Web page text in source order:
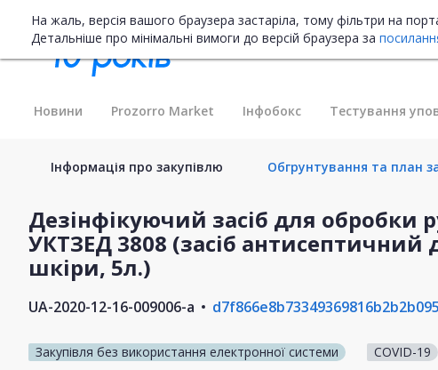
На жаль, версія вашого браузера застаріла, тому фільтри на
Детальніше про мінімальні вимоги до версій браузера за
Новини Prozorro Market Інфобокс Тестування
Інформація про закупівлю Обгрунтування та план
Дезінфікуючий засіб для обробки
УКТЗЕД 3808 (засіб антисептичний
шкіри, 5л.)
UA-2020-12-16-009006-a
Закупівля без використання електронної системи COVID-19